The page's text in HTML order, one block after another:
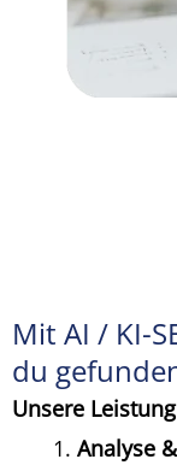
Mit AI / KI-
du
Unsere
Analyse